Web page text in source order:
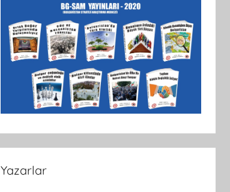
Yazarlar